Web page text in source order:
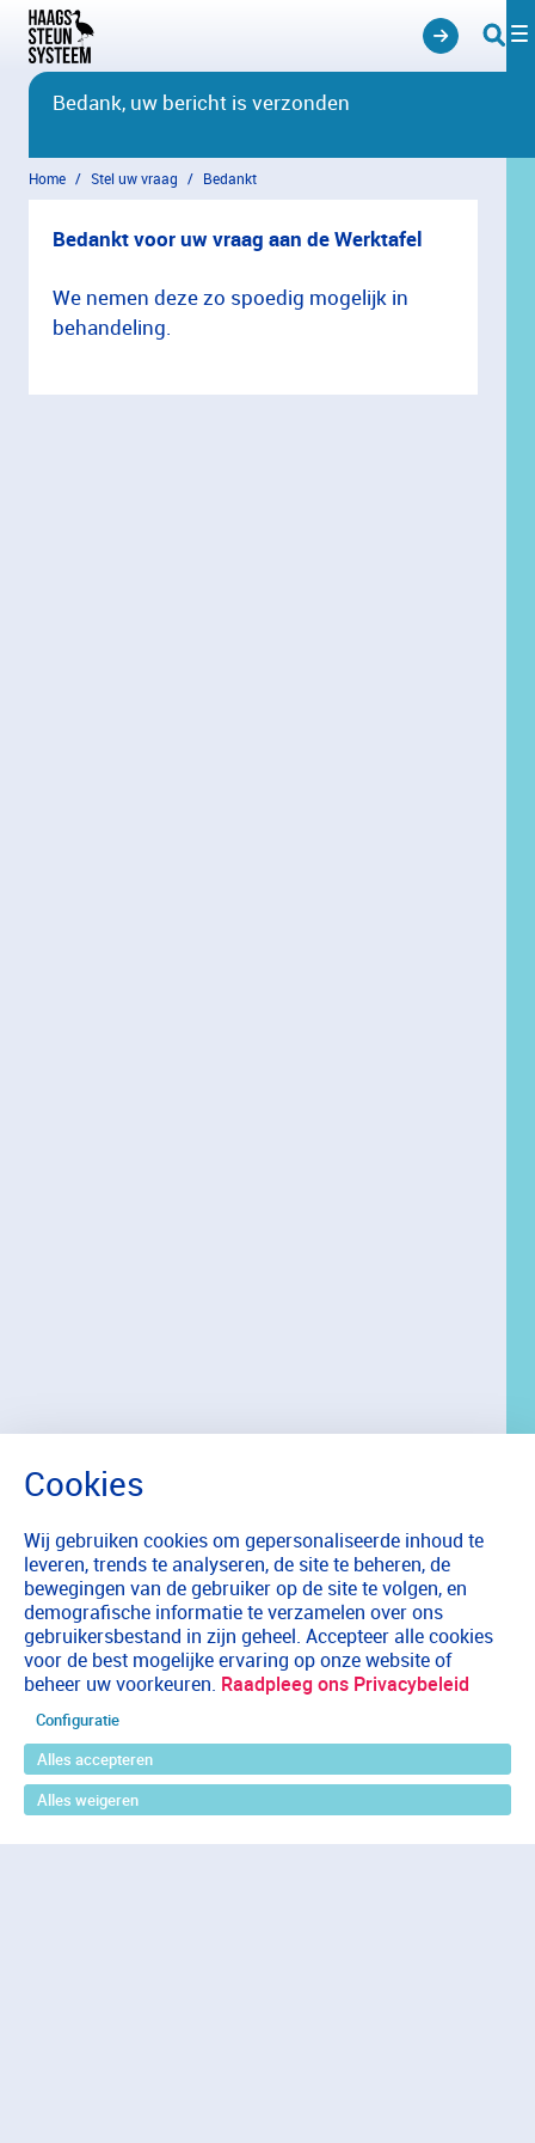
Overslaan en naar hoofdinhoud gaan
Bedank, uw bericht is verzonden
Home Stel uw vraag Bedankt
Bedankt voor uw vraag aan de Werktafel
We nemen deze zo spoedig mogelijk in
behandeling.
Wij gebruiken cookies om gepersonaliseerde inhoud te
leveren, trends te analyseren, de site te beheren, de
bewegingen van de gebruiker op de site te volgen, en
demografische informatie te verzamelen over ons
gebruikersbestand in zijn geheel. Accepteer alle cookies
voor de best mogelijke ervaring op onze website of
beheer uw voorkeuren. Raadpleeg ons Privacybeleid
Configuratie
Alles accepteren
Alles weigeren